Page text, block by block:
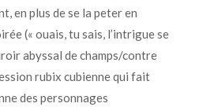
en plus de se la peter en
(« ouais, tu sais, l’intrigue se
abyssal de champs/contre
rubix cubienne qui fait
des personnages